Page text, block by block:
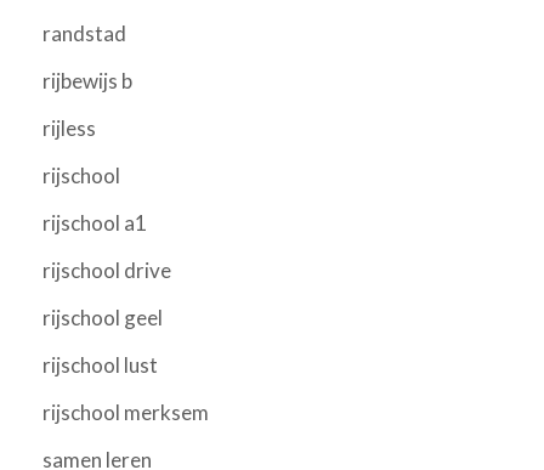
randstad
rijbewijs b
rijless
rijschool
rijschool a1
rijschool drive
rijschool geel
rijschool lust
rijschool merksem
samen leren